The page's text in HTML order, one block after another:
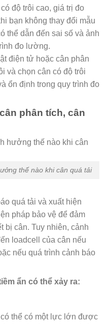
độ trôi cao, giá trị đo
bạn không thay đổi mẫu
thể dẫn đến sai số và ảnh
đo lường.
điện tử hoặc cân phân
và chọn cân có độ trôi
ổn định trong quy trình đo
phân tích, cân
thế nào khi cân quá tải
quá tải và xuất hiện
pháp bảo vệ để đảm
bị cân. Tuy nhiên, cảnh
loadcell của cân nếu
nếu quá trình cảnh báo
ẩn có thể xảy ra:
thể có một lực lớn được